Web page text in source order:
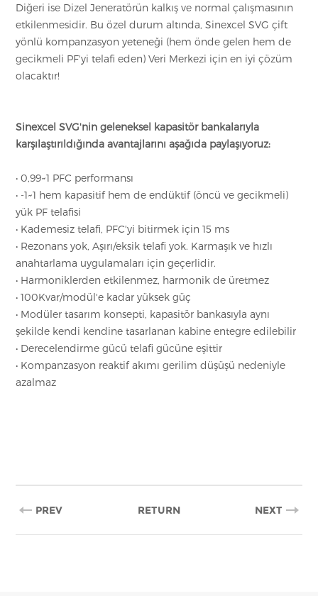
Diğeri ise Dizel Jeneratörün kalkış ve normal çalışmasının
etkilenmesidir. Bu özel durum altında, Sinexcel SVG çift
yönlü kompanzasyon yeteneği (hem önde gelen hem de
gecikmeli PF'yi telafi eden) Veri Merkezi için en iyi çözüm
olacaktır!
Sinexcel SVG'nin geleneksel kapasitör bankalarıyla
karşılaştırıldığında avantajlarını aşağıda paylaşıyoruz:
• 0,99~1 PFC performansı
• -1~1 hem kapasitif hem de endüktif (öncü ve gecikmeli)
yük PF telafisi
• Kademesiz telafi, PFC'yi bitirmek için 15 ms
• Rezonans yok, Aşırı/eksik telafi yok. Karmaşık ve hızlı
anahtarlama uygulamaları için geçerlidir.
• Harmoniklerden etkilenmez, harmonik de üretmez
• 100Kvar/modül'e kadar yüksek güç
• Modüler tasarım konsepti, kapasitör bankasıyla aynı
şekilde kendi kendine tasarlanan kabine entegre edilebilir
• Derecelendirme gücü telafi gücüne eşittir
• Kompanzasyon reaktif akımı gerilim düşüşü nedeniyle
azalmaz
PREV NEXT
RETURN